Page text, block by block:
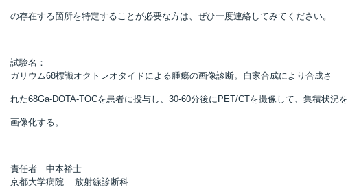
の存在する箇所を特定することが必要な方は、ぜひ一度連絡してみてください。
試験名：
ガリウム68標識オクトレオタイドによる腫瘍の画像診断。自家合成により合成さ
れた68Ga-DOTA-TOCを患者に投与し、30-60分後にPET/CTを撮像して、集積状況を
画像化する。
責任者 中本裕士
京都大学病院 放射線診断科